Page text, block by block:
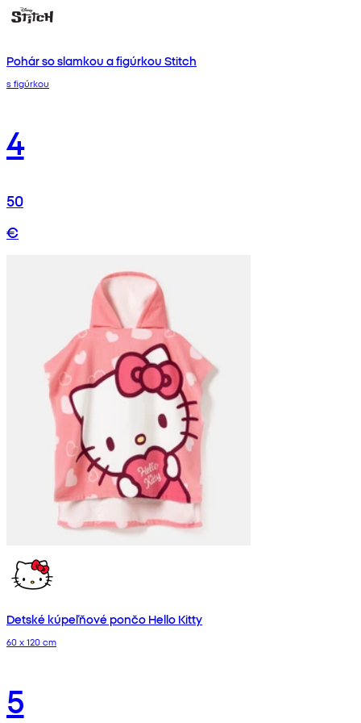
Pohár so slamkou a figúrkou Stitch
s figúrkou
4
50
€
Detské kúpeľňové pončo Hello Kitty
60 x 120 cm
5